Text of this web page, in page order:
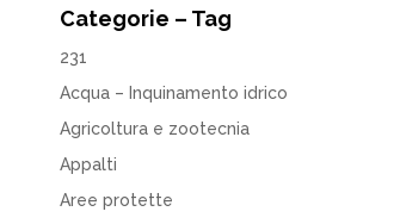
Categorie – Tag
231
Acqua – Inquinamento idrico
Agricoltura e zootecnia
Appalti
Aree protette